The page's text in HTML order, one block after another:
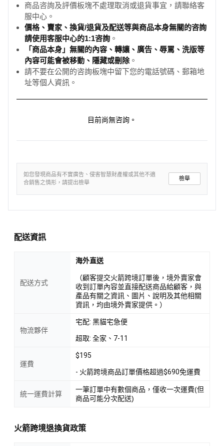
商品咨詢及評價板塊不處理取消或退貨事宜，請聯絡客
服中心。
價格、賣家、換貨/退貨及配送等與商品本身無關的咨詢
請使用客服中心的1:1咨詢 。
「商品本身」無關的內容、轉讓、廣告、辱罵、洗版等
內容可能會被移動、隱藏或刪除。
請不要在公開的咨詢板塊中留下您的電話號碼、郵箱地
址等個人資訊。
目前尚無咨詢。
如您發現商品有不實廣告、侵害智慧財產權或其他不適
合銷售之情形，請提出檢舉
檢舉
配送資訊
配送方式
海外直送
（顧客提交火箭跨境訂單後，境外賣家會
收到訂單內容並直接配送商品給顧客，與
產品有關之資訊、圖片、說明及其他相關
資訊，均由境外賣家提供。）
物流夥伴
宅配: 黑貓宅急便
超取: 全家、7-11
運費
$195
- 火箭跨境商品訂單價格超過$690免運費
統一運費計算
一筆訂單中有數個商品，僅收一次運費(但
商品可能分次配送)
火箭跨境退換貨政策